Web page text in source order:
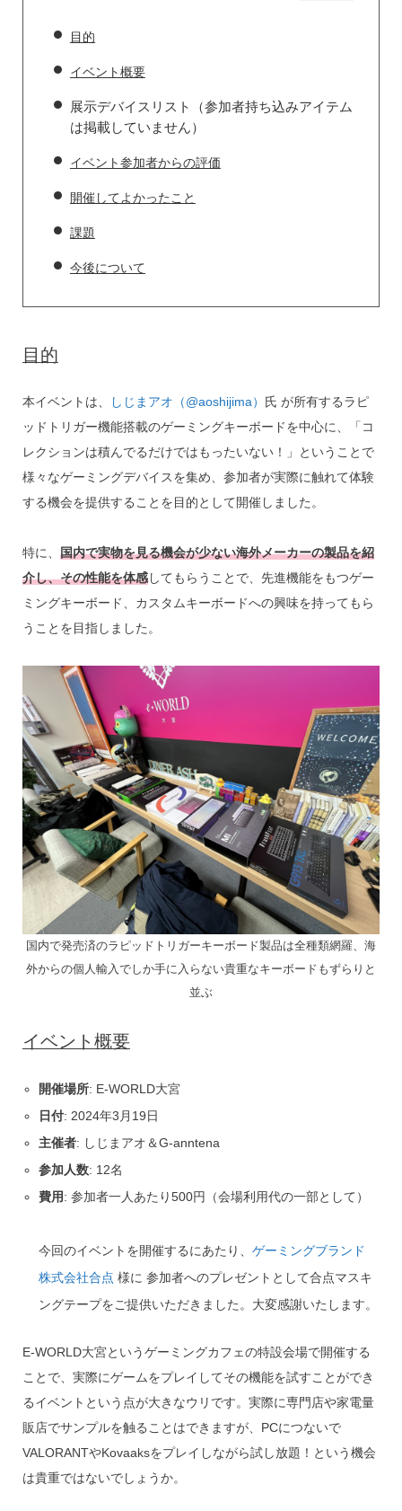
目的
イベント概要
展示デバイスリスト（参加者持ち込みアイテム
は掲載していません）
イベント参加者からの評価
開催してよかったこと
課題
今後について
目的
本イベントは、 しじまアオ（@aoshijima） 氏 が所有するラピ
ッドトリガー機能搭載のゲーミングキーボードを中心に、「コ
レクションは積んでるだけではもったいない！」ということで
様々なゲーミングデバイスを集め、参加者が実際に触れて体験
する機会を提供することを目的として開催しました。
特に、 国内で実物を見る機会が少ない海外メーカーの製品を紹
介し、その性能を体感してもらうことで、先進機能をもつゲー
ミングキーボード、カスタムキーボードへの興味を持ってもら
うことを目指しました。
国内で発売済のラピッドトリガーキーボード製品は全種類網羅、海
外からの個人輸入でしか手に入らない貴重なキーボードもずらりと
並ぶ
イベント概要
開催場所: E-WORLD大宮
日付: 2024年3月19日
主催者: しじまアオ＆G-anntena
参加人数: 12名
費用: 参加者一人あたり500円（会場利用代の一部として）
今回のイベントを開催するにあたり、ゲーミングブランド
株式会社合点 様に 参加者へのプレゼントとして合点マスキ
ングテープをご提供いただきました。大変感謝いたします。
E-WORLD大宮というゲーミングカフェの特設会場で開催する
ことで、実際にゲームをプレイしてその機能を試すことができ
るイベントという点が大きなウリです。実際に専門店や家電量
販店でサンプルを触ることはできますが、PCにつないで
VALORANTやKovaaksをプレイしながら試し放題！という機会
は貴重ではないでしょうか。